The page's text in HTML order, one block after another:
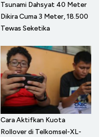
Tsunami Dahsyat 40 Meter
Dikira Cuma 3 Meter, 18.500
Tewas Seketika
Cara Aktifkan Kuota
Rollover di Telkomsel-XL-